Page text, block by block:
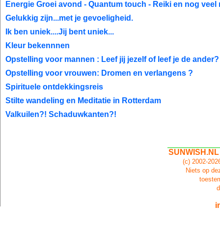
Energie Groei avond - Quantum touch - Reiki en nog veel
Gelukkig zijn...met je gevoeligheid.
Ik ben uniek....Jij bent uniek...
Kleur bekennnen
Opstelling voor mannen : Leef jij jezelf of leef je de ander?
Opstelling voor vrouwen: Dromen en verlangens ?
Spirituele ontdekkingsreis
Stilte wandeling en Meditatie in Rotterdam
Valkuilen?! Schaduwkanten?!
(c) 2002-
Niets op